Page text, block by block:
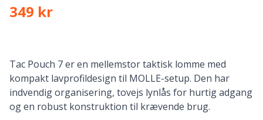
349 kr
Tac Pouch 7 er en mellemstor taktisk lomme med
kompakt lavprofildesign til MOLLE-setup. Den har
indvendig organisering, tovejs lynlås for hurtig adgang
og en robust konstruktion til krævende brug.